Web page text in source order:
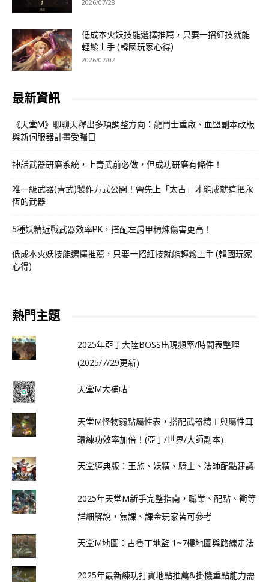
2026/07/28
低成本火妖技能選擇推薦，只要一招紅技就能
輕鬆上手 (韓國玩家心得)
2026/07/02
最新資訊
《天堂M》聊聊天釋出多項調整方向：龍鬥士重啟、血盟副本改版
與新伺服器計畫受矚目
神話武器研磨系統，上青武前必做，但成功研磨有條件！
唯一級武器(青武)製作方式公開！需先上「太古」才能成就這把永
恆的武器
5種妖精近戰武器效率PK，搭配左肩甲精煉傷害更高！
低成本火妖技能選擇推薦，只要一招紅技就能輕鬆上手 (韓國玩家
心得)
熱門主題
2025年亞丁大陸BOSS出現頻率/時間表整理
(2025/7/29更新)
天堂M大補帖
天堂M怪物弱點屬性表，搭配武器精工與屬性耳
環練功效率加倍！(亞丁/世界/大師副本)
天堂經典版：王族、妖精、騎士、法師配點建議
2025年天堂M新手完整指南，職業、配點、衝等
詳細解說，無課、課金玩家皆可參考
天堂M地圖：古魯丁地監 1~7樓地圖與路線走法
2025年最新練功打寶地點推薦&掛機重點能力需